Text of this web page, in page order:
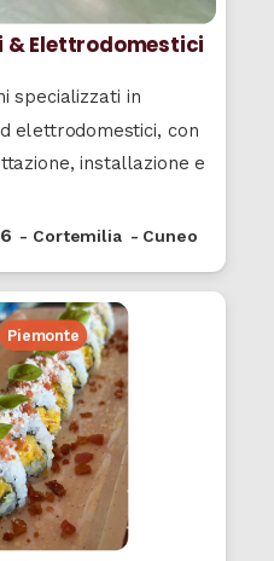
Elettrodomestici
specializzati in
elettrodomestici, con
installazione e
- Cortemilia - Cuneo
Piemonte